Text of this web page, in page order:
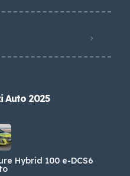
Auto 2025
Hybrid 100 e-DCS6